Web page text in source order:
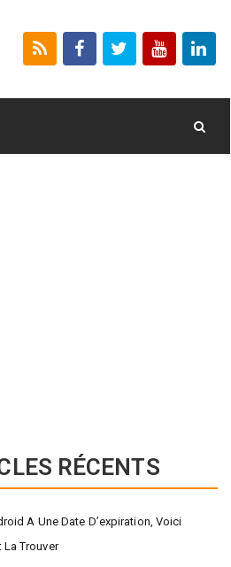
RÉCENTS
A Une Date D’expiration, Voici
La Trouver